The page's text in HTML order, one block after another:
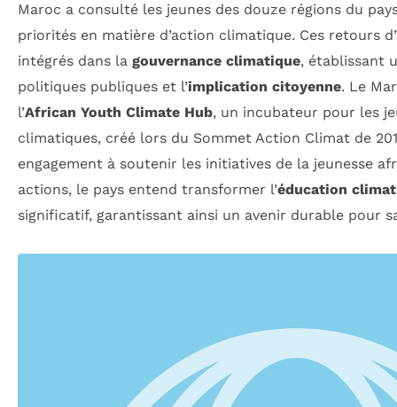
Maroc a consulté les jeunes des douze régions du
priorités en matière d’action climatique. Ces retours
intégrés dans la gouvernance climatique, établissant
politiques publiques et l’implication citoyenne. Le
l’African Youth Climate Hub, un incubateur pour les
climatiques, créé lors du Sommet Action Climat de
engagement à soutenir les initiatives de la jeunesse
actions, le pays entend transformer l’éducation
significatif, garantissant ainsi un avenir durable pour